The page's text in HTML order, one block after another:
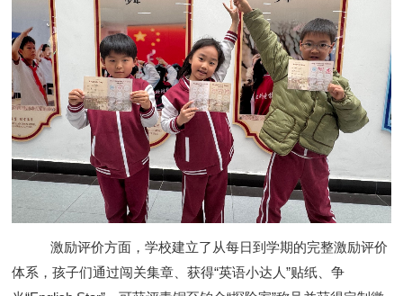
激励评价方面，学校建立了从每日到学期的完整激励评价
体系，孩子们通过闯关集章、获得“英语小达人”贴纸、争